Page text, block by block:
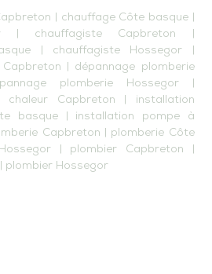
chauffage Côte basque|
| chauffagiste Capbreton
chauffagiste Hossegor
dépannage plomberie
plomberie Hossegor|
Capbreton
installation
basque
installation pompe à
Capbreton
plomberie Côte
plombier Capbreton
plombier Hossegor